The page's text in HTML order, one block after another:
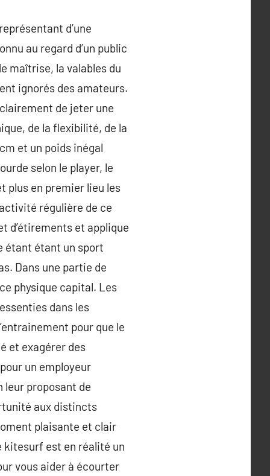
d’une
au regard d’un public
maîtrise, la valables du
ignorés des amateurs.
de jeter une
de la flexibilité, de la
et un poids inégal
selon le player, le
plus en premier lieu les
régulière de ce
d’étirements et applique
étant étant un sport
Dans une partie de
physique capital. Les
dans les
pour que le
et exagérer des
un employeur
leur proposant de
aux distincts
plaisante et clair
kitesurf est en réalité un
vous aider à écourter